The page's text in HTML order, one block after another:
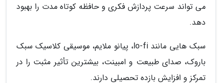
می تواند سرعت پردازش فکری و حافظه کوتاه مدت را بهبود
دهد.
سبک هایی مانند lo-fi، پیانو ملایم، موسیقی کلاسیک سبک
باروک، صدای طبیعت و امبینت، بیشترین تأثیر مثبت را در
تمرکز و افزایش بازده تحصیلی دارند.